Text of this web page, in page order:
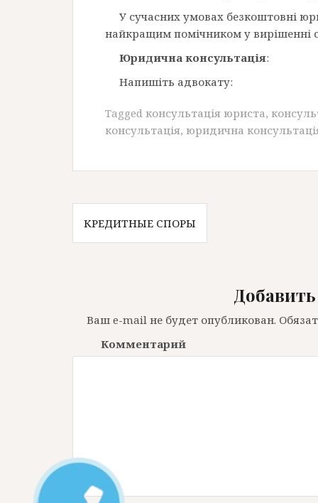
У сучасних умовах безкоштовні
найкращим помічником у вирішенні
Юридична консультація:
Напишіть адвокату:
Tagged консультація юриста,
консультація, юридична
Н
о
КРЕДИТНЫЕ СПОРЫ
Ваш e-mail не будет опубликован.
Комментарий